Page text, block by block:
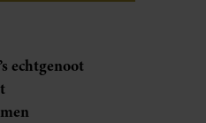
echtgenoot